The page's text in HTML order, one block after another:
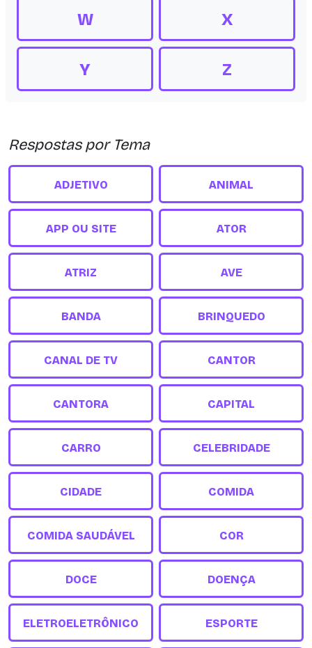
W X
Y Z
Respostas por Tema
ADJETIVO ANIMAL
APP OU SITE ATOR
ATRIZ AVE
BANDA BRINQUEDO
CANAL DE TV CANTOR
CANTORA CAPITAL
CARRO CELEBRIDADE
CIDADE COMIDA
COMIDA SAUDÁVEL COR
DOCE DOENÇA
ELETROELETRÔNICO ESPORTE